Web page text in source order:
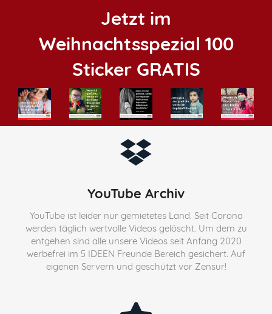
Jetzt im
Weihnachtsspezial 100
Sticker GRATIS
YouTube Archiv
YouTube ist leider nur gemietetes Land. Seit Corona
werden täglich wertvolle Videos gelöscht. Um dem zu
entgehen sind alle unsere Videos seit Anfang 2020
werbefrei im 5 IDEEN Freunde Bereich gesichert. Auf
eigenen Servern und geschützt vor Zensur!